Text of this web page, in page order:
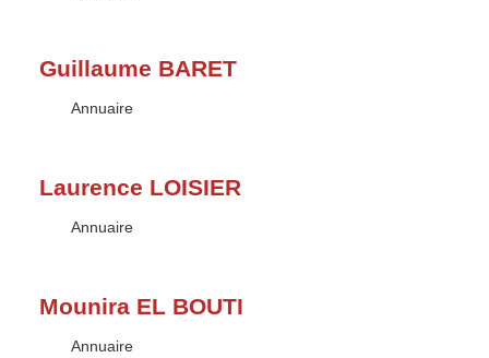
Guillaume BARET
Type :
Annuaire
Laurence LOISIER
Type :
Annuaire
Mounira EL BOUTI
Type :
Annuaire